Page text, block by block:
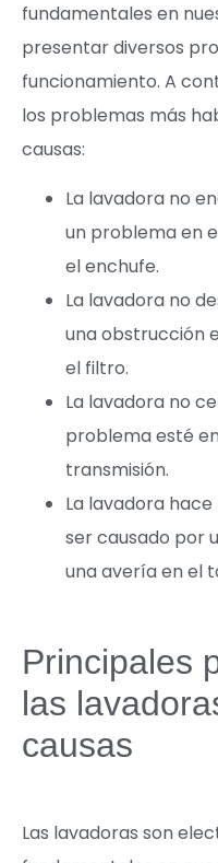
fundamentales en
presentar diversos
funcionamiento. A
los problemas más
causas:
La lavadora no
un problema en
el enchufe.
La lavadora no
una obstrucción
el filtro.
La lavadora no
problema esté
transmisión.
La lavadora
ser causado por
una avería en el
Principales
las
causas
Las lavadoras son